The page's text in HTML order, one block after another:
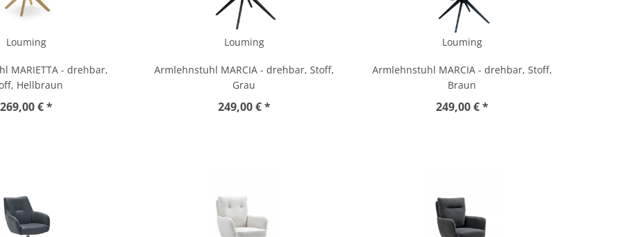
Louming
MARIETTA - drehbar,
Hellbraun
269,00 € *
Louming
Armlehnstuhl MARCIA - drehbar, Stoff,
Grau
249,00 € *
Louming
Armlehnstuhl MARCIA - drehbar, Stoff,
Braun
249,00 € *